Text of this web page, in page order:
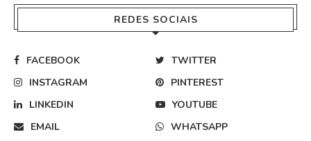
REDES SOCIAIS
FACEBOOK
TWITTER
INSTAGRAM
PINTEREST
LINKEDIN
YOUTUBE
EMAIL
WHATSAPP